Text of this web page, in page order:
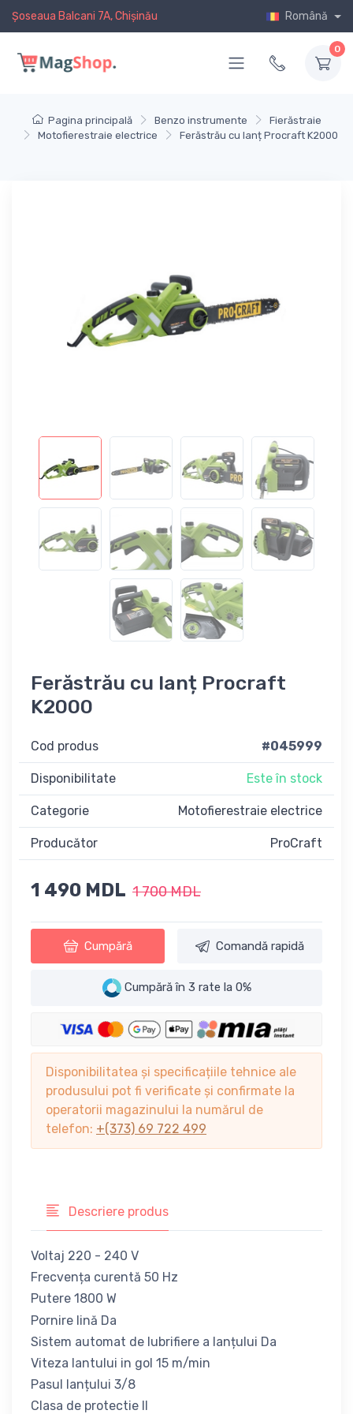
Șoseaua Balcani 7A, Chișinău Română
0
Pagina principală Benzo instrumente
Fierăstraie
Motofierestraie electrice
Ferăstrău cu lanț Procraft K2000
Ferăstrău cu lanț Procraft
K2000
Cod produs #045999
Disponibilitate Este în stock
Categorie Motofierestraie electrice
Producător ProCraft
1 490 MDL 1 700 MDL
Cumpără Comandă rapidă
Cumpără în 3 rate la 0%
Disponibilitatea și specificațiile tehnice ale
produsului pot fi verificate și confirmate la
operatorii magazinului la numărul de
telefon: +(373) 69 722 499
Descriere produs
Voltaj 220 - 240 V
Frecvența curentă 50 Hz
Putere 1800 W
Pornire lină Da
Sistem automat de lubrifiere a lanțului Da
Viteza lantului in gol 15 m/min
Pasul lanțului 3/8
Clasa de protectie II